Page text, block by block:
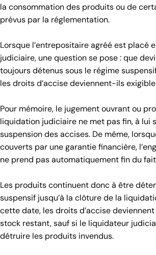
la consommation des produits ou de
prévus par la réglementation.
Lorsque l’entrepositaire agréé est placé
judiciaire, une question se pose : que
toujours détenus sous le régime
les droits d’accise deviennent-ils
Pour mémoire, le jugement ouvrant ou
liquidation judiciaire ne met pas fin, à lui
suspension des accises. De même,
couverts par une garantie financière,
ne prend pas automatiquement fin du
Les produits continuent donc à être
suspensif jusqu’à la clôture de la
cette date, les droits d’accise
stock restant, sauf si le liquidateur
détruire les produits invendus.